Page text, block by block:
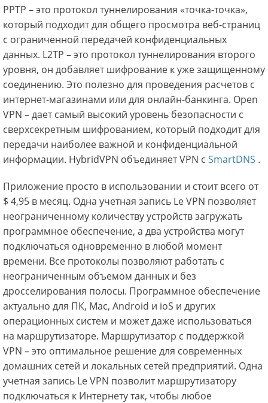
PPTP – это протокол туннелирования «точка-точка»,
который подходит для общего просмотра веб-страниц
с ограниченной передачей конфиденциальных
данных. L2TP – это протокол туннелирования второго
уровня, он добавляет шифрование к уже защищенному
соединению. Это полезно для проведения расчетов с
интернет-магазинами или для онлайн-банкинга. Open
VPN – дает самый высокий уровень безопасности с
сверхсекретным шифрованием, который подходит для
передачи наиболее важной и конфиденциальной
информации. HybridVPN объединяет VPN с SmartDNS .
Приложение просто в использовании и стоит всего от
$ 4,95 в месяц. Одна учетная запись Le VPN позволяет
неограниченному количеству устройств загружать
программное обеспечение, а два устройства могут
подключаться одновременно в любой момент
времени. Все протоколы позволяют работать с
неограниченным объемом данных и без
дросселирования полосы. Программное обеспечение
актуально для ПК, Mac, Android и iоS и других
операционных систем и может даже использоваться
на маршрутизаторе. Маршрутизатор с поддержкой
VPN – это оптимальное решение для современных
домашних сетей и локальных сетей предприятий. Одна
учетная запись Le VPN позволит маршрутизатору
подключаться к Интернету так, чтобы любое